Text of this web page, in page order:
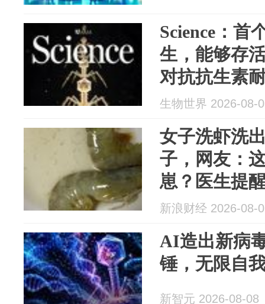
Science：首
生，能够存
对抗抗生素
生物世界 2026-08-
女子洗虾洗
子，网友：
崽？医生提
新浪财经 2026-08-
AI造出新病
锤，无限自
新智元 2026-08-08